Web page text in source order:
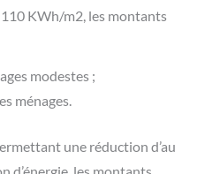
110 KWh/m2, les montants
modestes ;
ménages.
une réduction d’au